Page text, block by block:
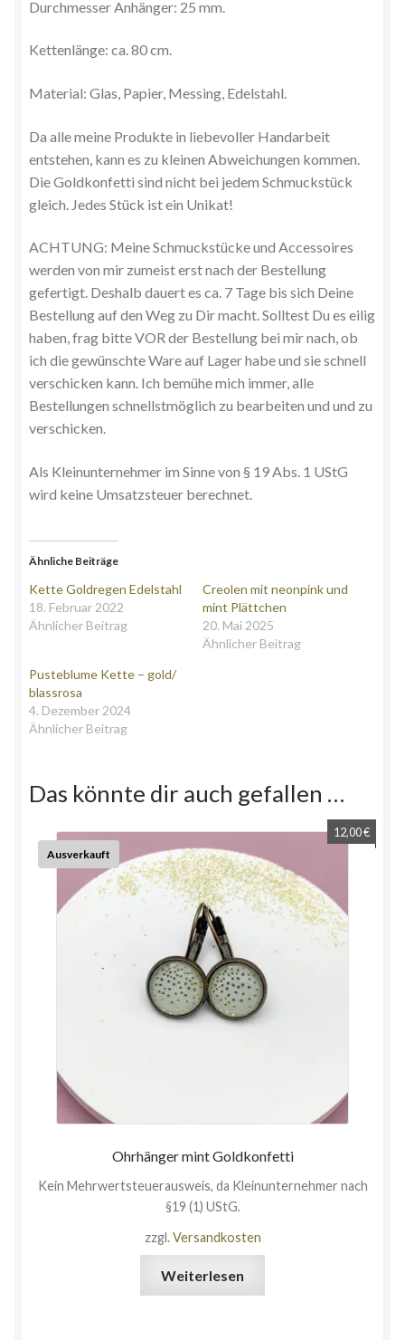
Durchmesser Anhänger: 25 mm.
Kettenlänge: ca. 80 cm.
Material: Glas, Papier, Messing, Edelstahl.
Da alle meine Produkte in liebevoller Handarbeit
entstehen, kann es zu kleinen Abweichungen kommen.
Die Goldkonfetti sind nicht bei jedem Schmuckstück
gleich. Jedes Stück ist ein Unikat!
ACHTUNG: Meine Schmuckstücke und Accessoires
werden von mir zumeist erst nach der Bestellung
gefertigt. Deshalb dauert es ca. 7 Tage bis sich Deine
Bestellung auf den Weg zu Dir macht. Solltest Du es eilig
haben, frag bitte VOR der Bestellung bei mir nach, ob
ich die gewünschte Ware auf Lager habe und sie schnell
verschicken kann. Ich bemühe mich immer, alle
Bestellungen schnellstmöglich zu bearbeiten und und zu
verschicken.
Als Kleinunternehmer im Sinne von § 19 Abs. 1 UStG
wird keine Umsatzsteuer berechnet.
Ähnliche Beiträge
Kette Goldregen Edelstahl
18. Februar 2022
Ähnlicher Beitrag
Creolen mit neonpink und
mint Plättchen
20. Mai 2025
Ähnlicher Beitrag
Pusteblume Kette – gold/
blassrosa
4. Dezember 2024
Ähnlicher Beitrag
Das könnte dir auch gefallen …
Ausverkauft
Ohrhänger mint Goldkonfetti
12,00€
Kein Mehrwertsteuerausweis, da Kleinunternehmer nach
§19 (1) UStG.
zzgl.Versandkosten
Weiterlesen